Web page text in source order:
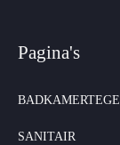
Pagina's
SANITAIR